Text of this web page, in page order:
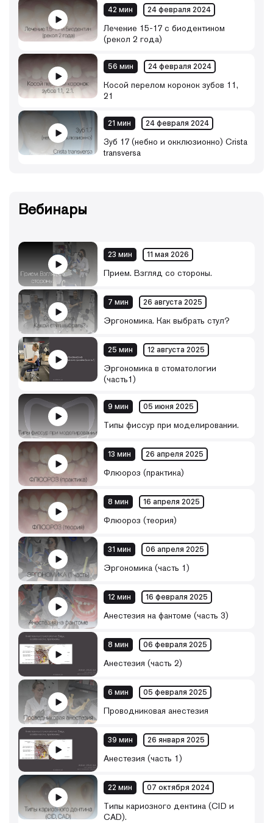
42 мин 24 февраля 2024
Лечение 15-17 с биодентином
(рекол 2 года)
56 мин 24 февраля 2024
Косой перелом коронок зубов 11,
21
21 мин 24 февраля 2024
Зуб 17 (небно и окклюзионно) Crista
transversa
Вебинары
23 мин 11 мая 2026
Прием. Взгляд со стороны.
7 мин 26 августа 2025
Эргономика. Как выбрать стул?
25 мин 12 августа 2025
Эргономика в стоматологии
(часть1)
9 мин 05 июня 2025
Типы фиссур при моделировании.
13 мин 26 апреля 2025
Флюороз (практика)
8 мин 16 апреля 2025
Флюороз (теория)
31 мин 06 апреля 2025
Эргономика (часть 1)
12 мин 16 февраля 2025
Анестезия на фантоме (часть 3)
8 мин 06 февраля 2025
Анестезия (часть 2)
6 мин 05 февраля 2025
Проводниковая анестезия
39 мин 26 января 2025
Анестезия (часть 1)
22 мин 07 октября 2024
Типы кариозного дентина (CID и
CAD).